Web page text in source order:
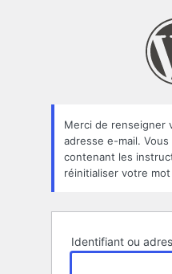
oublié
Merci de renseigner
adresse e-mail.
contenant les
réinitialiser votre
Identifiant ou